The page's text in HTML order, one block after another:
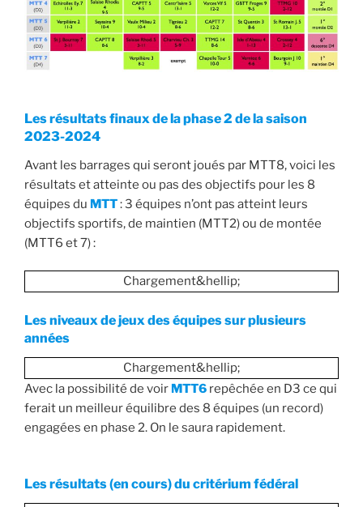
Les résultats finaux de la phase 2 de la saison
2023-2024
Avant les barrages qui seront joués par MTT8, voici les
résultats et atteinte ou pas des objectifs pour les 8
équipes du MTT: 3 équipes n’ont pas atteint leurs
objectifs sportifs, de maintien (MTT2) ou de montée
(MTT6 et 7) :
Chargement&hellip;
Les niveaux de jeux des équipes sur plusieurs
années
Chargement&hellip;
Avec la possibilité de voir MTT6 repêchée en D3 ce qui
ferait un meilleur équilibre des 8 équipes (un record)
engagées en phase 2. On le saura rapidement.
Les résultats (en cours) du critérium fédéral